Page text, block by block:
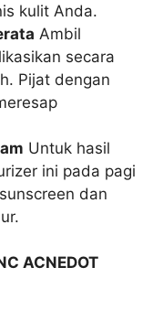
kulit Anda.
Ambil
secara
Pijat dengan
Untuk hasil
ini pada pagi
dan
ACNEDOT